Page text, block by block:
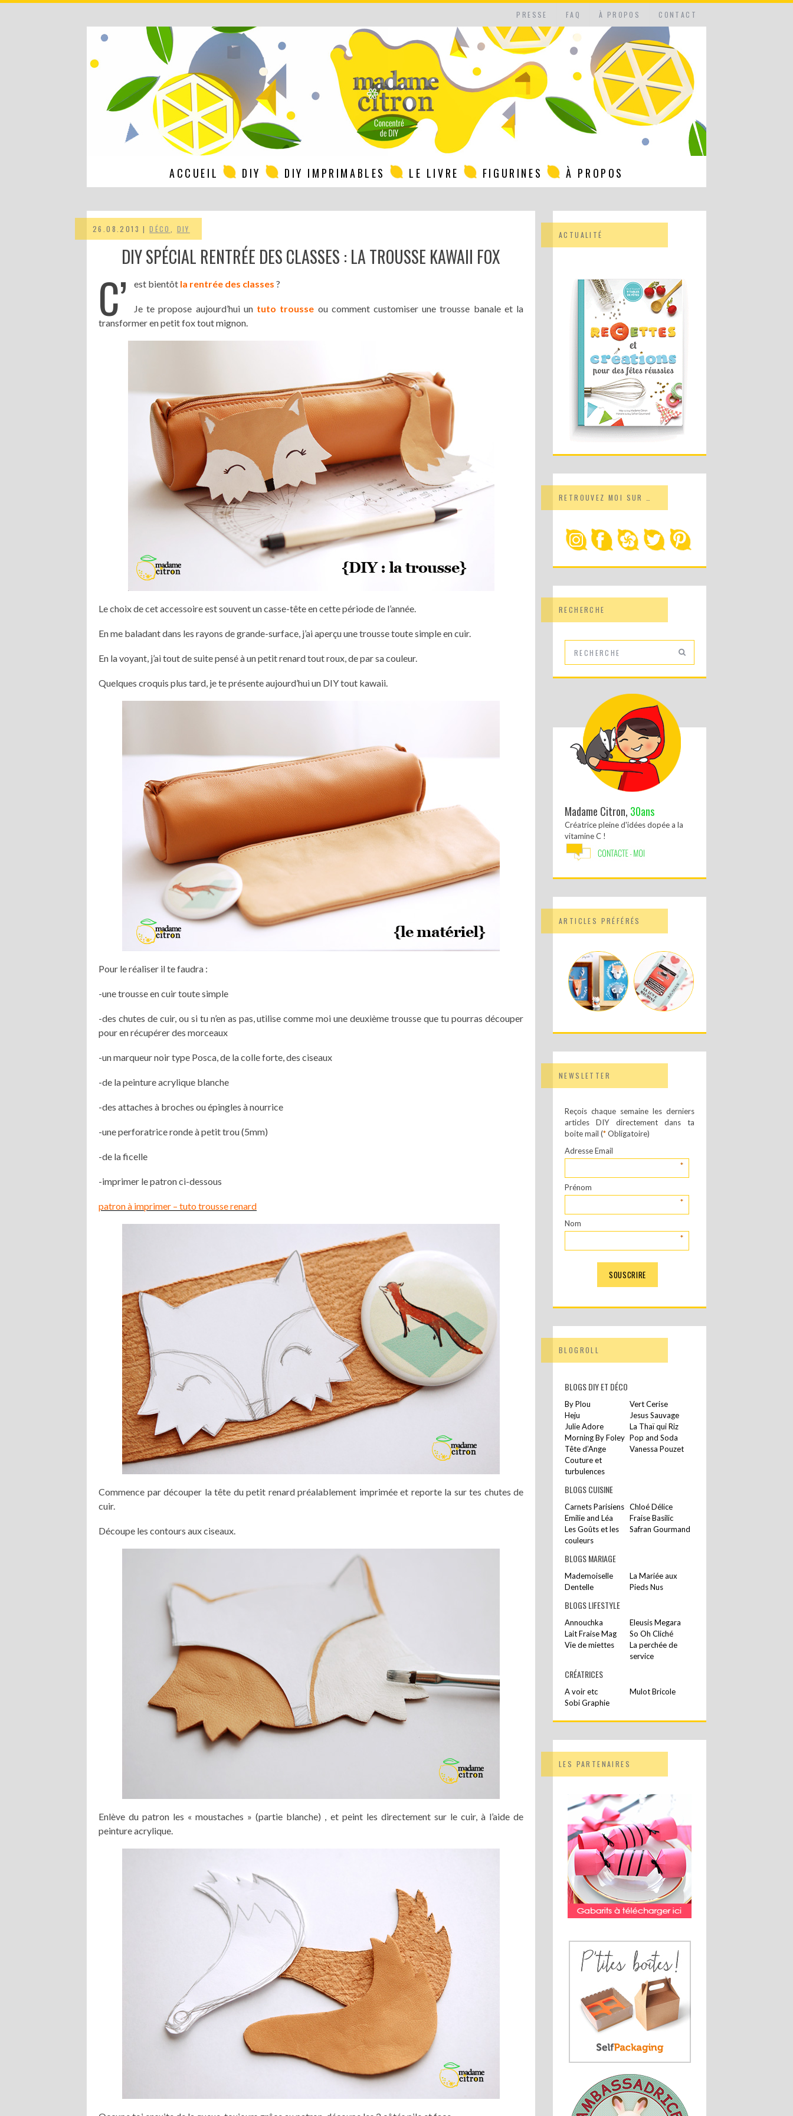
PRESSE FAQ À PROPOS CONTACT
ACCUEIL DIY DIY IMPRIMABLES LE LIVRE FIGURINES À PROPOS
26.08.2013 |DÉCO DIY
DIY SPÉCIAL RENTRÉE DES CLASSES : LA TROUSSE KAWAII FOX
C’ est bientôt la rentrée des classes ?
Je te propose aujourd’hui un tuto trousse ou comment customiser une trousse banale et la
transformer en petit fox tout mignon.
Le choix de cet accessoire est souvent un casse-tête en cette période de l’année.
En me baladant dans les rayons de grande-surface, j’ai aperçu une trousse toute simple en cuir.
En la voyant, j’ai tout de suite pensé à un petit renard tout roux, de par sa couleur.
Quelques croquis plus tard, je te présente aujourd’hui un DIY tout kawaii.
Pour le réaliser il te faudra :
-une trousse en cuir toute simple
-des chutes de cuir, ou si tu n’en as pas, utilise comme moi une deuxième trousse que tu pourras découper
pour en récupérer des morceaux
-un marqueur noir type Posca, de la colle forte, des ciseaux
-de la peinture acrylique blanche
-des attaches à broches ou épingles à nourrice
-une perforatrice ronde à petit trou (5mm)
-de la ficelle
-imprimer le patron ci-dessous
patron à imprimer – tuto trousse renard
Commence par découper la tête du petit renard préalablement imprimée et reporte la sur tes chutes de
cuir.
Découpe les contours aux ciseaux.
Enlève du patron les « moustaches » (partie blanche) , et peint les directement sur le cuir, à l’aide de
peinture acrylique.
ACTUALITÉ
RETROUVEZ MOI SUR …
RECHERCHE
Madame Citron, 30ans
Créatrice pleine d'idées dopée a la
vitamine C !
ARTICLES PRÉFÉRÉS
NEWSLETTER
Reçois chaque semaine les derniers
articles DIY directement dans ta
boite mail (*Obligatoire)
Adresse Email
*
Prénom
*
Nom
*
BLOGROLL
BLOGS DIY ET DÉCO
By Plou
Vert Cerise
Heju
Jesus Sauvage
Julie Adore
La Thaï qui Riz
Morning By Foley Pop and Soda
Tête d’Ange
Vanessa Pouzet
Couture et
turbulences
BLOGS CUISINE
Carnets Parisiens Chloé Délice
Emilie and Léa
Fraise Basilic
Les Goûts et les
couleurs
Safran Gourmand
BLOGS MARIAGE
Mademoiselle
Dentelle
La Mariée aux
Pieds Nus
BLOGS LIFESTYLE
Annouchka
Eleusis Megara
Lait Fraise Mag
So Oh Cliché
Vie de miettes
La perchée de
service
CRÉATRICES
A voir etc
Mulot Bricole
Sobi Graphie
LES PARTENAIRES